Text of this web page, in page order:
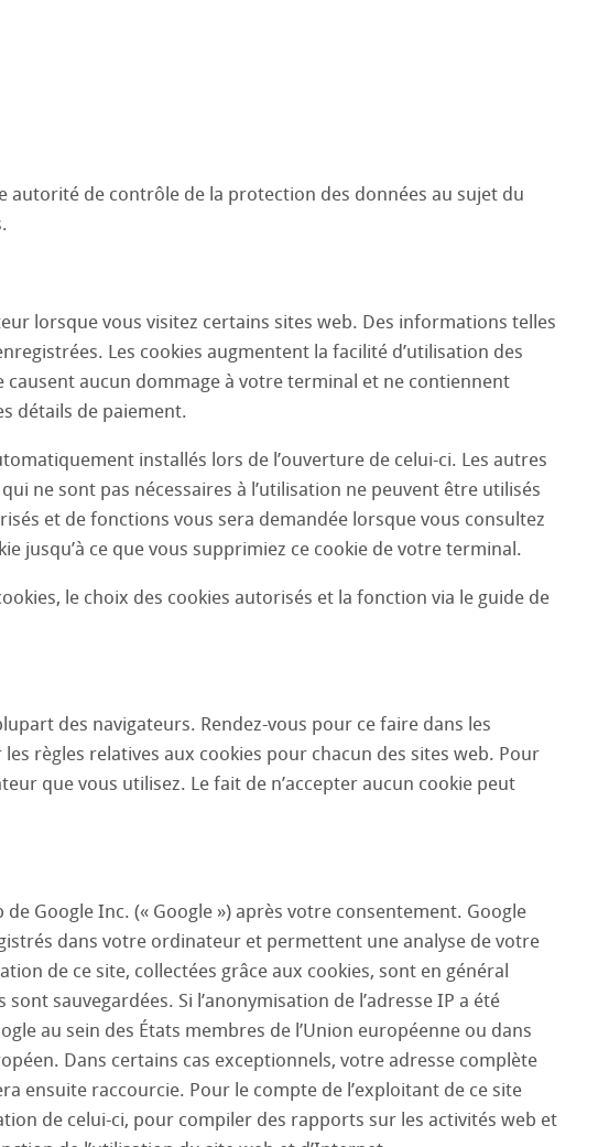
autorité de contrôle de la protection des données au sujet du
lorsque vous visitez certains sites web. Des informations telles
Les cookies augmentent la facilité d’utilisation des
aucun dommage à votre terminal et ne contiennent
détails de paiement.
installés lors de l’ouverture de celui-ci. Les autres
ne sont pas nécessaires à l’utilisation ne peuvent être utilisés
et de fonctions vous sera demandée lorsque vous consultez
jusqu’à ce que vous supprimiez ce cookie de votre terminal.
le choix des cookies autorisés et la fonction via le guide de
des navigateurs. Rendez-vous pour ce faire dans les
règles relatives aux cookies pour chacun des sites web. Pour
que vous utilisez. Le fait de n’accepter aucun cookie peut
Google Inc. (« Google ») après votre consentement. Google
dans votre ordinateur et permettent une analyse de votre
de ce site, collectées grâce aux cookies, sont en général
sauvegardées. Si l’anonymisation de l’adresse IP a été
au sein des États membres de l’Union européenne ou dans
Dans certains cas exceptionnels, votre adresse complète
ensuite raccourcie. Pour le compte de l’exploitant de ce site
de celui-ci, pour compiler des rapports sur les activités web et